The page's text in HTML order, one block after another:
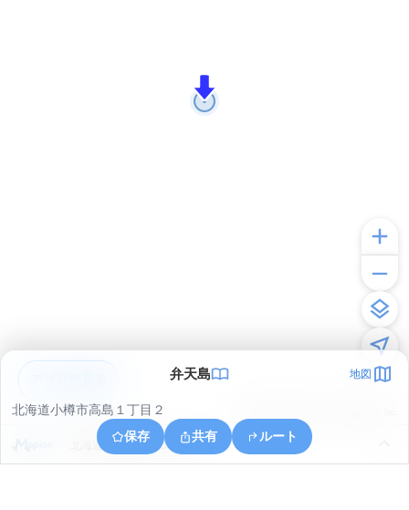
弁天島 地図
北海道小樽市高島１丁目２
保存
共有 ルート
北海道小樽市高島５丁目２